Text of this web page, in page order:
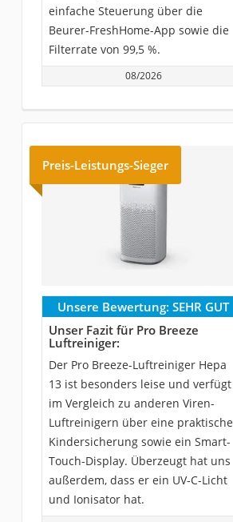
einfache Steuerung über die
Beurer-FreshHome-App sowie die
Filterrate von 99,5 %.
08/2026
Preis-Leistungs-Sieger
Unsere Bewertung: SEHR GUT
Unser Fazit für Pro Breeze
Luftreiniger:
Der Pro Breeze-Luftreiniger Hepa
13 ist besonders leise und verfügt
im Vergleich zu anderen Viren-
Luftreinigern über eine praktische
Kindersicherung sowie ein Smart-
Touch-Display. Überzeugt hat uns
außerdem, dass er ein UV-C-Licht
und Ionisator hat.